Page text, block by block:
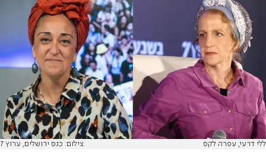
ללי דרעי, עפרה לקס צילום: כנס ירושלים, ערוץ 7